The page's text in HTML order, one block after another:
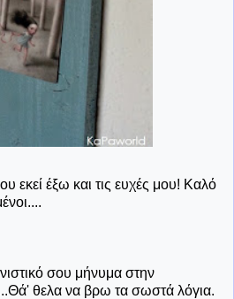
εκεί έξω και τις ευχές μου! Καλό
σου μήνυμα στην
θελα να βρω τα σωστά λόγια.